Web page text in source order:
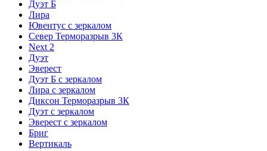
Дуэт Б
Лира
Ювентус с зеркалом
Север Терморазрыв 3К
Next 2
Дуэт
Эверест
Дуэт Б с зеркалом
Лира с зеркалом
Диксон Терморазрыв 3К
Дуэт с зеркалом
Эверест с зеркалом
Бриг
Вертикаль